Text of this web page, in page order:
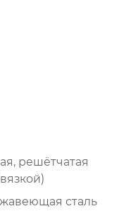
решётчатая
сталь